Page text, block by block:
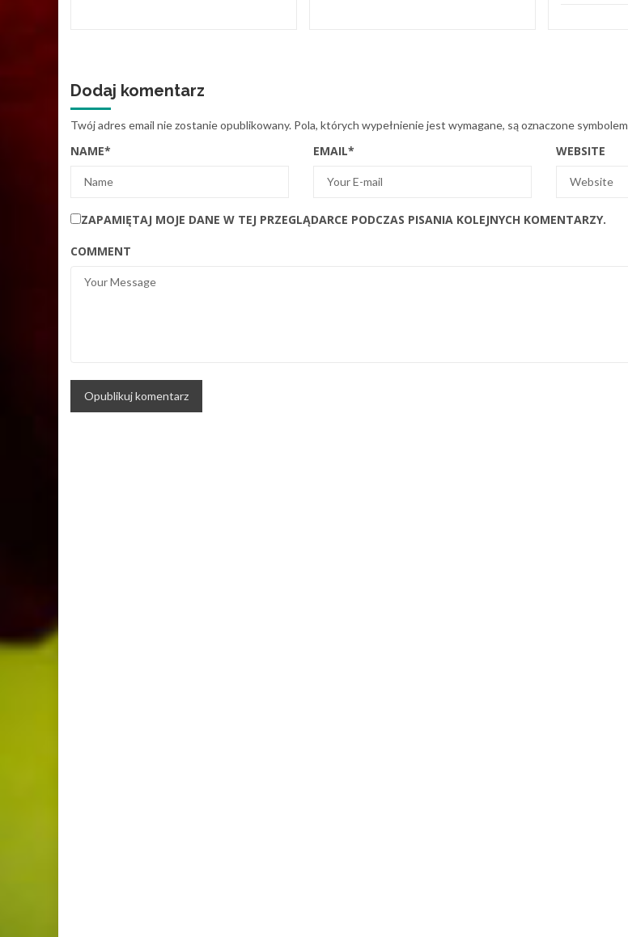
Dodaj komentarz
Twój adres email nie zostanie opublikowany. Pola, których wypełnienie jest wymagane, są oznaczone symbolem
NAME* EMAIL* WEBSITE
ZAPAMIĘTAJ MOJE DANE W TEJ PRZEGLĄDARCE PODCZAS PISANIA KOLEJNYCH KOMENTARZY.
COMMENT